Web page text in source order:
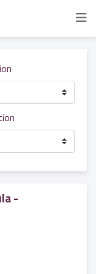
-